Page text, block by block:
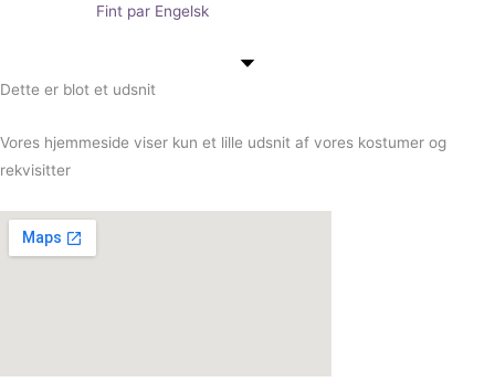
Fint par Engelsk
Dette er blot et udsnit
Vores hjemmeside viser kun et lille udsnit af vores kostumer og
rekvisitter